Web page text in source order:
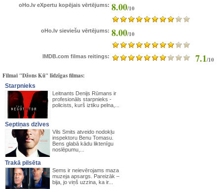
oHo.lv eXpertu kopējais vērtējums: 8.00/10
oHo.lv sieviešu vērtējums: 8.00/10
IMDB.com filmas reitings: 7.1/10
Filmai "Džons Kū" līdzīgas filmas:
Starpnieks
Leitnants Denijs Rūmans ir
profesionāls starpnieks -
policists, kurš iztiku pelna,...
Septiņas dzīves
Vils Smits atveido nodokļu
inspektoru Benu Tomasu.
Bens glabā kādu liktenīgu
noslēpumu,...
Trakā pilsēta
Sems ir neievērojams maza
muzeja apsargs. Pareizāk –
bija, jo viņš uzzina, ka ir...